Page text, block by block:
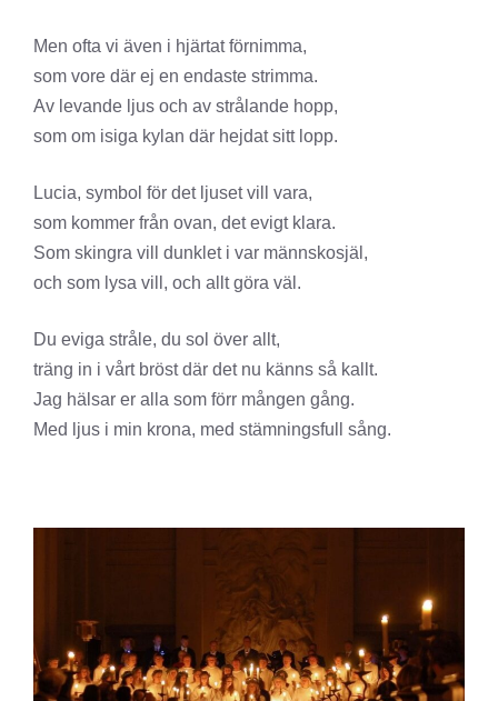
Men ofta vi även i hjärtat förnimma,
som vore där ej en endaste strimma.
Av levande ljus och av strålande hopp,
som om isiga kylan där hejdat sitt lopp.
Lucia, symbol för det ljuset vill vara,
som kommer från ovan, det evigt klara.
Som skingra vill dunklet i var männskosjäl,
och som lysa vill, och allt göra väl.
Du eviga stråle, du sol över allt,
träng in i vårt bröst där det nu känns så kallt.
Jag hälsar er alla som förr mången gång.
Med ljus i min krona, med stämningsfull sång.